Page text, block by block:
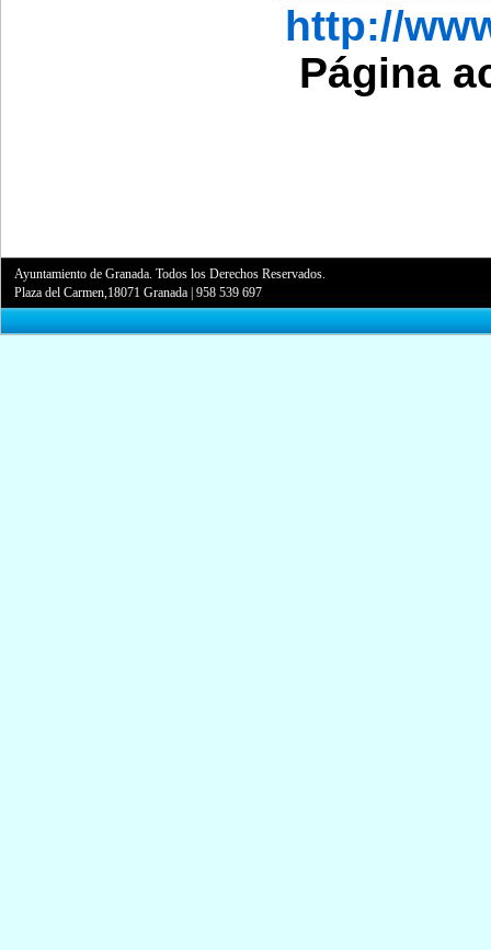
http://
Página
Ayuntamiento de Granada. Todos los Derechos Reservados.
Plaza del Carmen,18071 Granada |958 539 697